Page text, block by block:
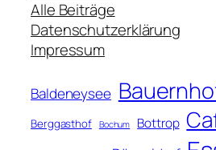
h
e
n
Alle Beiträge
Datenschutzerklärung
Impressum
Baldeneysee
Berggasthof Bochum Bottrop